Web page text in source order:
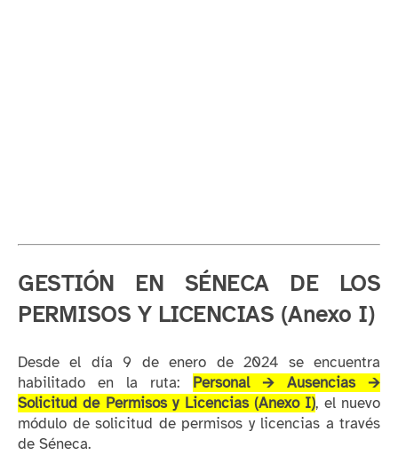
GESTIÓN EN SÉNECA DE LOS
PERMISOS Y LICENCIAS (Anexo I)
Desde el día 9 de enero de 2024 se encuentra
habilitado en la ruta: Personal 🡪 Ausencias 🡪
Solicitud de Permisos y Licencias (Anexo I), el nuevo
módulo de solicitud de permisos y licencias a través
de Séneca.